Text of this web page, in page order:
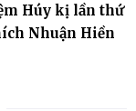
Húy kị lần thứ
Nhuận Hiền